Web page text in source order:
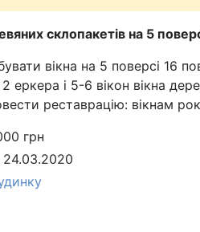
склопакетів на 5
вікна на 5 поверсі 16
2 еркера і 5-6 вікон вікна
реставрацію: вікнам
грн